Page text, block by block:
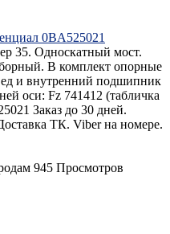
0BA525021
35. Односкатный мост.
В комплект опорные
и внутренний подшипник
оси: Fz 741412 (табличка
Заказ до 30 дней.
ТК. Viber на номере.
945 Просмотров